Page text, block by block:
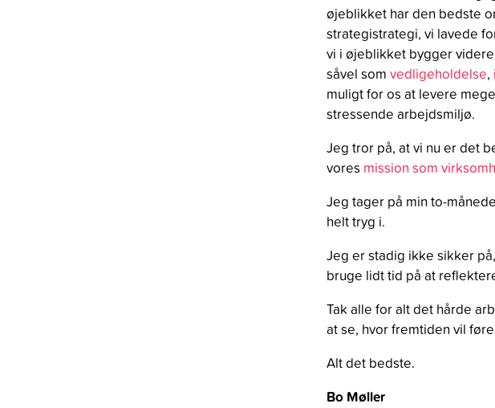
øjeblikket har den bedste
strategistrategi, vi lavede
vi i øjeblikket bygger
såvel som vedligeholdelse,
muligt for os at levere
stressende arbejdsmiljø.
Jeg tror på, at vi nu er det
vores mission som
Jeg tager på min to-
helt tryg i.
Jeg er stadig ikke sikker
bruge lidt tid på at
Tak alle for alt det hårde
at se, hvor fremtiden vil
Alt det bedste.
Bo Møller